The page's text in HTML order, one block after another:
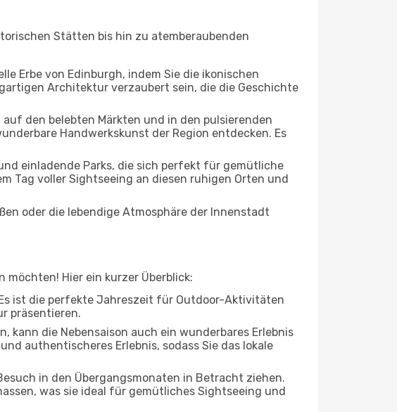
Stätten bis hin zu atemberaubenden
Erbe von Edinburgh, indem Sie die ikonischen
Architektur verzaubert sein, die die Geschichte
den belebten Märkten und in den pulsierenden
Handwerkskunst der Region entdecken. Es
einladende Parks, die sich perfekt für gemütliche
Tag voller Sightseeing an diesen ruhigen Orten und
oder die lebendige Atmosphäre der Innenstadt
möchten! Hier ein kurzer Überblick:
ist die perfekte Jahreszeit für Outdoor-Aktivitäten
präsentieren.
kann die Nebensaison auch ein wunderbares Erlebnis
authentischeres Erlebnis, sodass Sie das lokale
in den Übergangsmonaten in Betracht ziehen.
was sie ideal für gemütliches Sightseeing und